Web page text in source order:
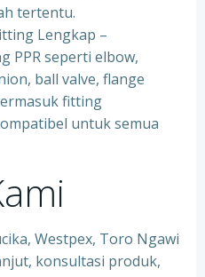
tertentu.
Lengkap –
PPR seperti elbow,
ball valve, flange
fitting
untuk semua
Westpex, Toro Ngawi
konsultasi produk,